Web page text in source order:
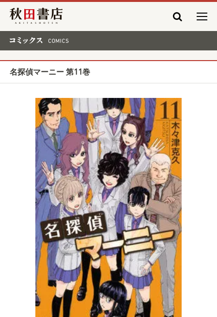
秋田書店
名探偵マーニー 第11巻